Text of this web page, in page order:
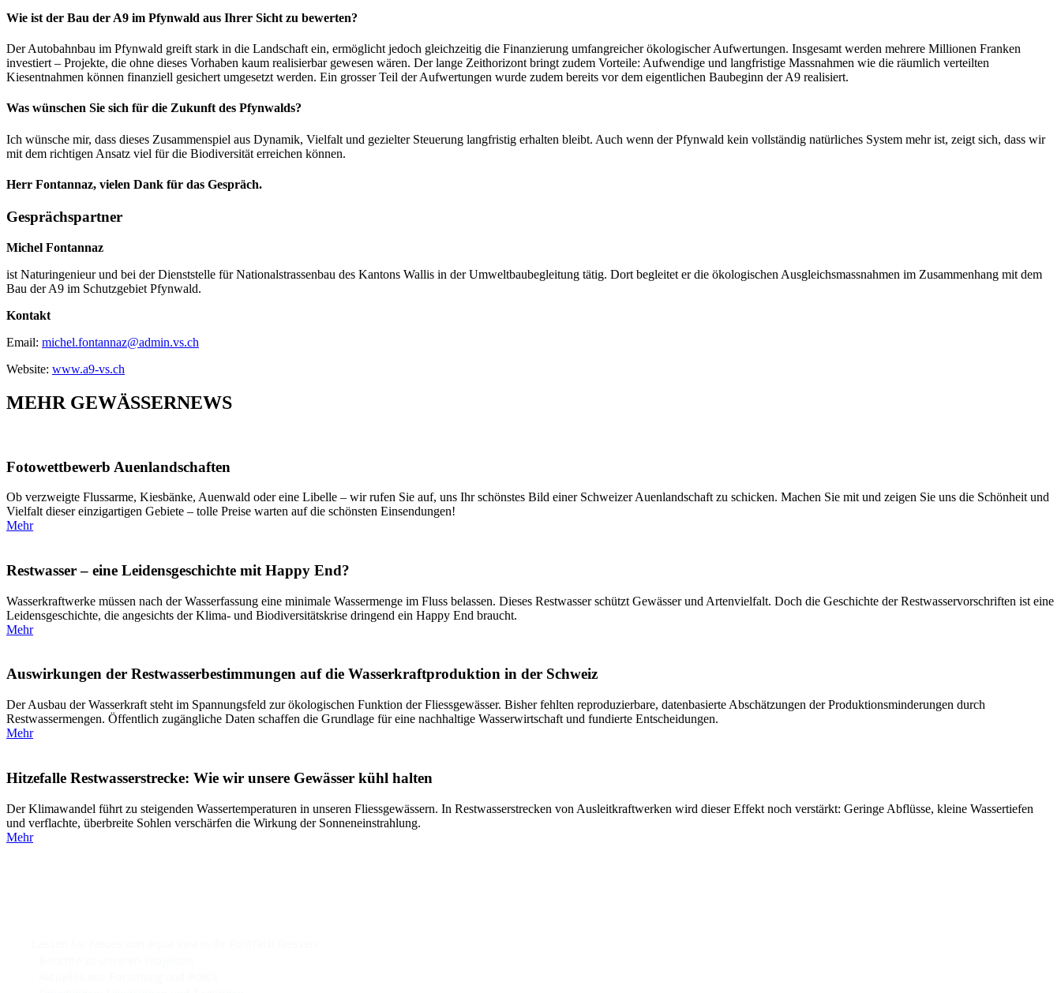
Wie ist der Bau der A9 im Pfynwald aus Ihrer Sicht zu bewerten?
Der Autobahnbau im Pfynwald greift stark in die Landschaft ein, ermöglicht jedoch gleichzeitig die Finanzierung umfangreicher ökologischer Aufwertungen. Insgesamt werden mehrere Millionen Franken
investiert – Projekte, die ohne dieses Vorhaben kaum realisierbar gewesen wären. Der lange Zeithorizont bringt zudem Vorteile: Aufwendige und langfristige Massnahmen wie die räumlich verteilten
Kiesentnahmen können finanziell gesichert umgesetzt werden. Ein grosser Teil der Aufwertungen wurde zudem bereits vor dem eigentlichen Baubeginn der A9 realisiert.
Was wünschen Sie sich für die Zukunft des Pfynwalds?
Ich wünsche mir, dass dieses Zusammenspiel aus Dynamik, Vielfalt und gezielter Steuerung langfristig erhalten bleibt. Auch wenn der Pfynwald kein vollständig natürliches System mehr ist, zeigt sich, dass wir
mit dem richtigen Ansatz viel für die Biodiversität erreichen können.
Herr Fontannaz, vielen Dank für das Gespräch.
Gesprächspartner
Michel Fontannaz
ist Naturingenieur und bei der Dienststelle für Nationalstrassenbau des Kantons Wallis in der Umweltbaubegleitung tätig. Dort begleitet er die ökologischen Ausgleichsmassnahmen im Zusammenhang mit dem
Bau der A9 im Schutzgebiet Pfynwald.
Kontakt
Email: michel.fontannaz@admin.vs.ch
Website: www.a9-vs.ch
MEHR GEWÄSSERNEWS
Fotowettbewerb Auenlandschaften
Ob verzweigte Flussarme, Kiesbänke, Auenwald oder eine Libelle – wir rufen Sie auf, uns Ihr schönstes Bild einer Schweizer Auenlandschaft zu schicken. Machen Sie mit und zeigen Sie uns die Schönheit und
Vielfalt dieser einzigartigen Gebiete – tolle Preise warten auf die schönsten Einsendungen!
Mehr
Restwasser – eine Leidensgeschichte mit Happy End?
Wasserkraftwerke müssen nach der Wasserfassung eine minimale Wassermenge im Fluss belassen. Dieses Restwasser schützt Gewässer und Artenvielfalt. Doch die Geschichte der Restwasservorschriften ist eine
Leidensgeschichte, die angesichts der Klima- und Biodiversitätskrise dringend ein Happy End braucht.
Mehr
Auswirkungen der Restwasserbestimmungen auf die Wasserkraftproduktion in der Schweiz
Der Ausbau der Wasserkraft steht im Spannungsfeld zur ökologischen Funktion der Fliessgewässer. Bisher fehlten reproduzierbare, datenbasierte Abschätzungen der Produktionsminderungen durch
Restwassermengen. Öffentlich zugängliche Daten schaffen die Grundlage für eine nachhaltige Wasserwirtschaft und fundierte Entscheidungen.
Mehr
Hitzefalle Restwasserstrecke: Wie wir unsere Gewässer kühl halten
Der Klimawandel führt zu steigenden Wassertemperaturen in unseren Fliessgewässern. In Restwasserstrecken von Ausleitkraftwerken wird dieser Effekt noch verstärkt: Geringe Abflüsse, kleine Wassertiefen
und verflachte, überbreite Sohlen verschärfen die Wirkung der Sonneneinstrahlung.
Mehr